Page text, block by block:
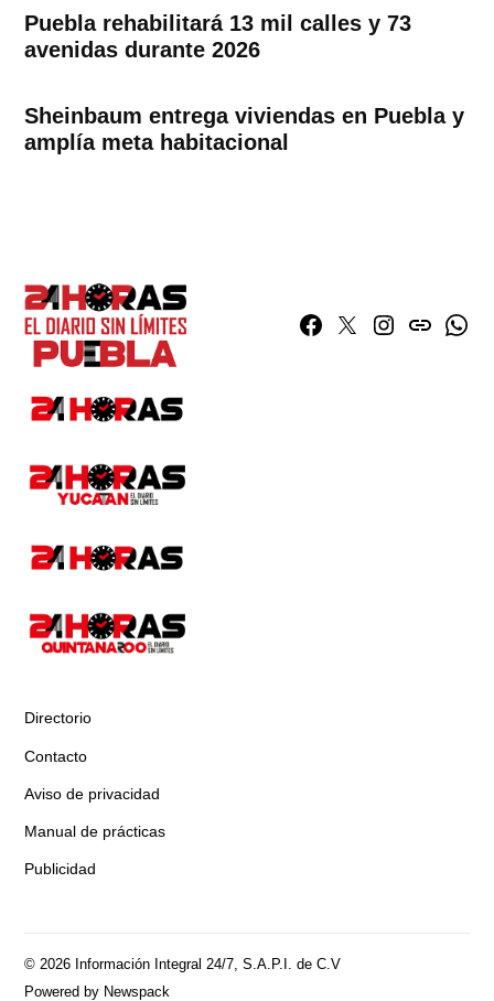
Puebla rehabilitará 13 mil calles y 73
avenidas durante 2026
Sheinbaum entrega viviendas en Puebla y
amplía meta habitacional
Facebook
TwitterInstagram
issuu
Directorio
Contacto
Aviso de privacidad
Manual de prácticas
Publicidad
© 2026 Información Integral 24/7, S.A.P.I. de C.V
Powered by Newspack